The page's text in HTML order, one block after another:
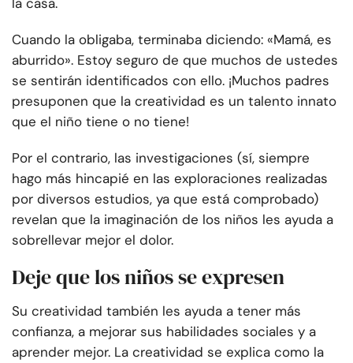
la casa.
Cuando la obligaba, terminaba diciendo: «Mamá, es
aburrido». Estoy seguro de que muchos de ustedes
se sentirán identificados con ello. ¡Muchos padres
presuponen que la creatividad es un talento innato
que el niño tiene o no tiene!
Por el contrario, las investigaciones (sí, siempre
hago más hincapié en las exploraciones realizadas
por diversos estudios, ya que está comprobado)
revelan que la imaginación de los niños les ayuda a
sobrellevar mejor el dolor.
Deje que los niños se expresen
Su creatividad también les ayuda a tener más
confianza, a mejorar sus habilidades sociales y a
aprender mejor. La creatividad se explica como la